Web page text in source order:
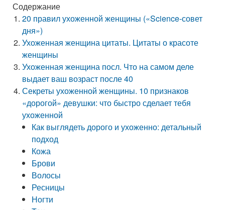
Содержание
20 правил ухоженной женщины («Science-совет
дня»)
Ухоженная женщина цитаты. Цитаты о красоте
женщины
Ухоженная женщина посл. Что на самом деле
выдает ваш возраст после 40
Секреты ухоженной женщины. 10 признаков
«дорогой» девушки: что быстро сделает тебя
ухоженной
Как выглядеть дорого и ухоженно: детальный
подход
Кожа
Брови
Волосы
Ресницы
Ногти